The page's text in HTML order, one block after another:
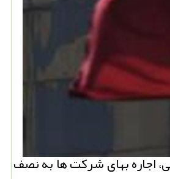
اجاره بهای شركت ها به نصف